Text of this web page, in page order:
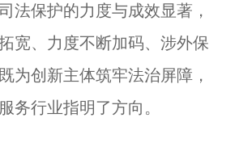
法保护的力度与成效显著，
宽、力度不断加码、涉外保
为创新主体筑牢法治屏障，
务行业指明了方向。